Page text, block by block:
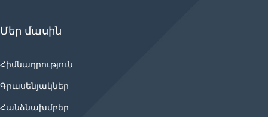
Մեր մասին
Հիմնադրություն
Գրասենյակներ
Հանձնախմբեր